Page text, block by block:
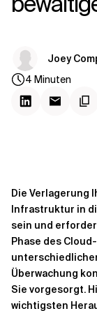
Joey
4 Minuten
Die Verlagerung
Infrastruktur in
sein und
Phase des
Überwachung
Sie vorgesorgt.
wichtigsten